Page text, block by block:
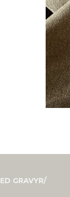
GRAVYR/